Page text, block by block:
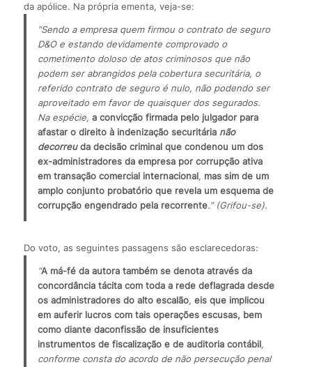
da apólice. Na própria ementa, veja-se:
“Sendo a empresa quem firmou o contrato de seguro
D&O e estando devidamente comprovado o
cometimento doloso de atos criminosos que não
podem ser abrangidos pela cobertura securitária, o
referido contrato de seguro é nulo, não podendo ser
aproveitado em favor de quaisquer dos segurados.
Na espécie, a convicção firmada pelo julgador para
afastar o direito à indenização securitária não
decorreu da decisão criminal que condenou um dos
ex-administradores da empresa por corrupção ativa
em transação comercial internacional, mas sim de um
amplo conjunto probatório que revela um esquema de
corrupção engendrado pela recorrente.” (Grifou-se).
Do voto, as seguintes passagens são esclarecedoras:
“A má-fé da autora também se denota através da
concordância tácita com toda a rede deflagrada desde
os administradores do alto escalão, eis que implicou
em auferir lucros com tais operações escusas, bem
como diante daconfissão de insuficientes
instrumentos de fiscalização e de auditoria contábil,
conforme consta do acordo de não persecução penal